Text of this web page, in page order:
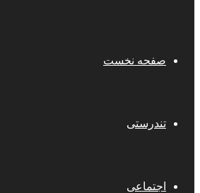
صفحه نخست
تندرستی
اجتماعی